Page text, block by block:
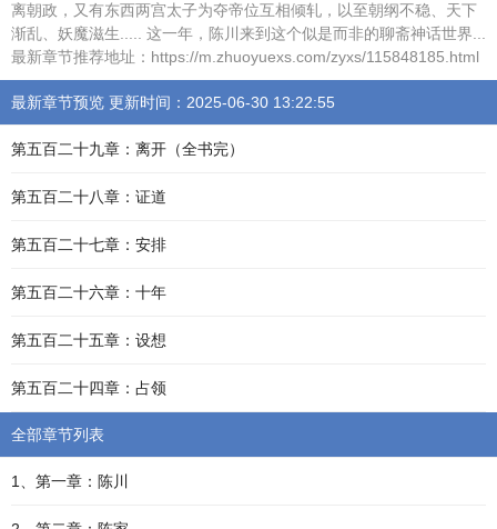
离朝政，又有东西两宫太子为夺帝位互相倾轧，以至朝纲不稳、天下
渐乱、妖魔滋生..... 这一年，陈川来到这个似是而非的聊斋神话世界...
最新章节推荐地址：https://m.zhuoyuexs.com/zyxs/115848185.html
最新章节预览 更新时间：2025-06-30 13:22:55
第五百二十九章：离开（全书完）
第五百二十八章：证道
第五百二十七章：安排
第五百二十六章：十年
第五百二十五章：设想
第五百二十四章：占领
全部章节列表
1、第一章：陈川